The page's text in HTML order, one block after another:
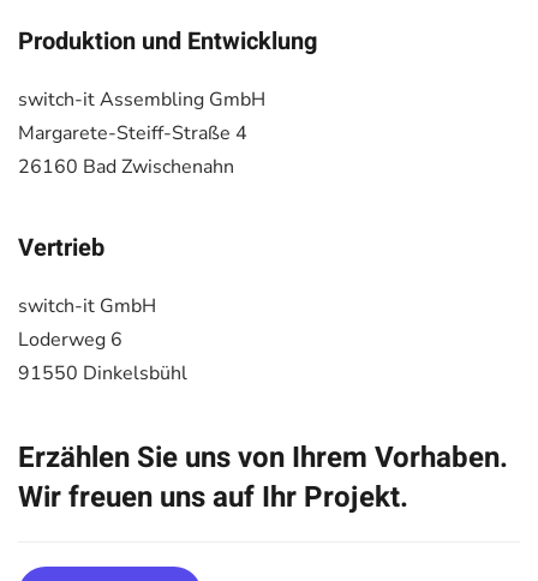
Produktion und Entwicklung
switch-it Assembling GmbH
Margarete-Steiff-Straße 4
26160 Bad Zwischenahn
Vertrieb
switch-it GmbH
Loderweg 6
91550 Dinkelsbühl
Erzählen Sie uns von Ihrem Vorhaben.
Wir freuen uns auf Ihr Projekt.